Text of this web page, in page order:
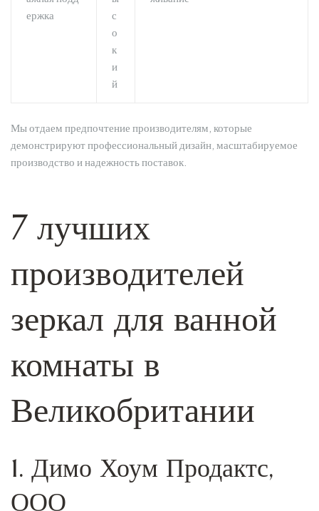
ержка
с
о
к
и
й
Мы отдаем предпочтение производителям, которые
демонстрируют профессиональный дизайн, масштабируемое
производство и надежность поставок.
7 лучших
производителей
зеркал для ванной
комнаты в
Великобритании
1. Димо Хоум Продактс,
ООО